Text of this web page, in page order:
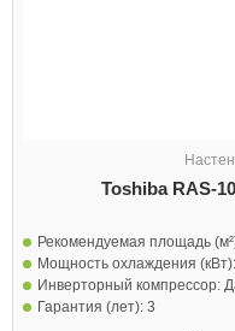
Toshiba RAS-
Рекомендуемая площадь
Мощность охлаждения (кВт):
Инверторный компрессор:
Гарантия (лет): 3